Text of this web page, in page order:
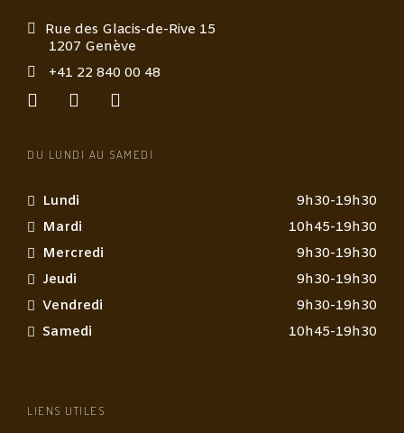
Rue des Glacis-de-Rive 15
1207 Genève
+41 22 840 00 48
DU LUNDI AU SAMEDI
Lundi
9h30-19h30
Mardi
10h45-19h30
Mercredi
9h30-19h30
Jeudi
9h30-19h30
Vendredi
9h30-19h30
Samedi
10h45-19h30
LIENS UTILES